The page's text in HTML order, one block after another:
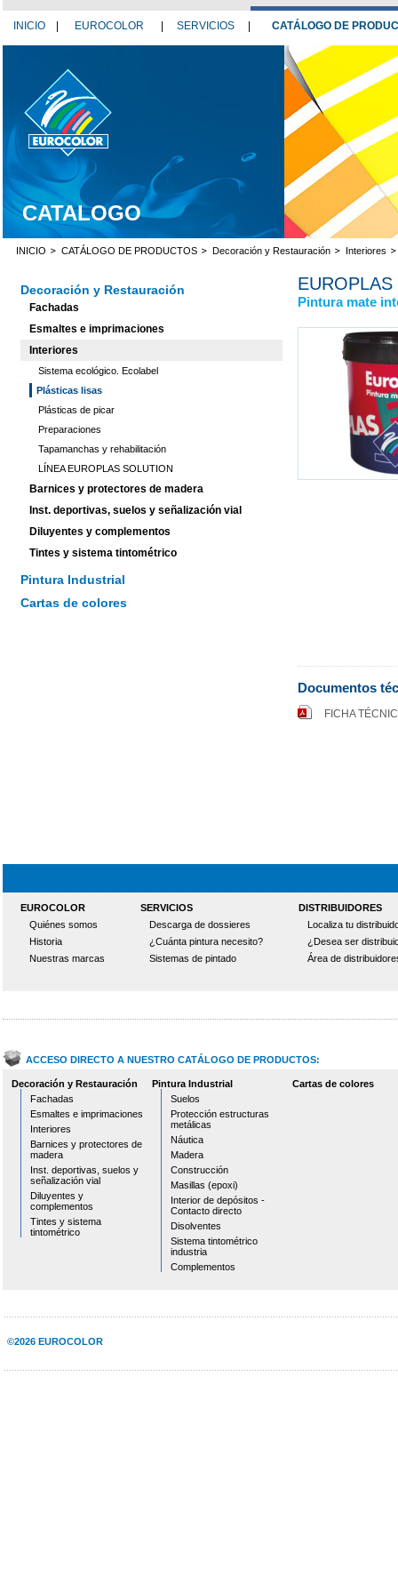
INICIO EUROCOLOR SERVICIOS CATÁLOGO DE
CATALOGO
INICIO CATÁLOGO DE PRODUCTOS Decoración y Restauración Interiores
Decoración y Restauración
Fachadas
Esmaltes e imprimaciones
Interiores
Sistema ecológico. Ecolabel
Plásticas lisas
Plásticas de picar
Preparaciones
Tapamanchas y rehabilitación
LÍNEA EUROPLAS SOLUTION
Barnices y protectores de madera
Inst. deportivas, suelos y señalización vial
Diluyentes y complementos
Tintes y sistema tintométrico
Pintura Industrial
Cartas de colores
Pintura mate
Documentos
FICHA
EUROCOLOR
Quiénes somos
Historia
Nuestras marcas
SERVICIOS
Descarga de dossieres
¿Cuánta pintura necesito?
Sistemas de pintado
DISTRIBUIDORES
Localiza tu
¿Desea ser
Área de
ACCESO DIRECTO A NUESTRO CATÁLOGO DE PRODUCTOS:
Decoración y Restauración
Fachadas
Esmaltes e imprimaciones
Interiores
Barnices y protectores de
madera
Inst. deportivas, suelos y
señalización vial
Diluyentes y
complementos
Tintes y sistema
tintométrico
Pintura Industrial
Suelos
Protección estructuras
metálicas
Náutica
Madera
Construcción
Masillas (epoxi)
Interior de depósitos -
Contacto directo
Disolventes
Sistema tintométrico
industria
Complementos
Cartas de colores
©2026 EUROCOLOR